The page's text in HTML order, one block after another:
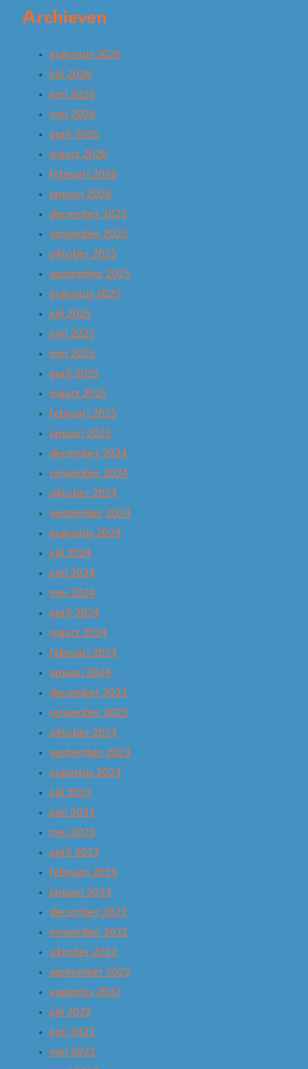
Archieven
augustus 2026
juli 2026
juni 2026
mei 2026
april 2026
maart 2026
februari 2026
januari 2026
december 2025
november 2025
oktober 2025
september 2025
augustus 2025
juli 2025
juni 2025
mei 2025
april 2025
maart 2025
februari 2025
januari 2025
december 2024
november 2024
oktober 2024
september 2024
augustus 2024
juli 2024
juni 2024
mei 2024
april 2024
maart 2024
februari 2024
januari 2024
december 2023
november 2023
oktober 2023
september 2023
augustus 2023
juli 2023
juni 2023
mei 2023
april 2023
februari 2023
januari 2023
december 2022
november 2022
oktober 2022
september 2022
augustus 2022
juli 2022
juni 2022
mei 2022